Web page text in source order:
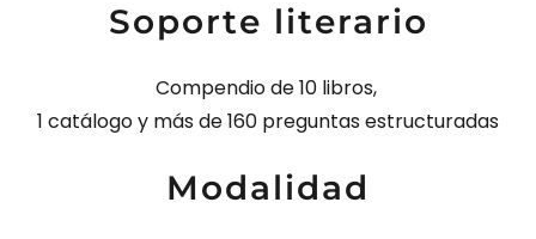
Soporte literario
Compendio de 10 libros,
1 catálogo y más de 160 preguntas estructuradas
Modalidad